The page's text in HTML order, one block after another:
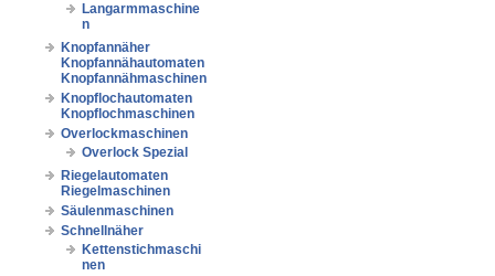
Langarmmaschine
n
Knopfannäher
Knopfannähautomaten
Knopfannähmaschinen
Knopflochautomaten
Knopflochmaschinen
Overlockmaschinen
Overlock Spezial
Riegelautomaten
Riegelmaschinen
Säulenmaschinen
Schnellnäher
Kettenstichmaschi
nen